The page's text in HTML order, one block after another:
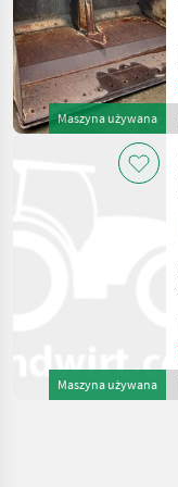
Maszyna używana
Maszyna używana